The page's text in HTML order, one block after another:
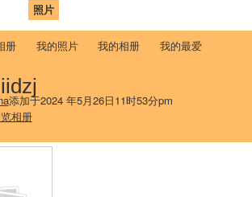
照片
册 我的照片 我的相册 我的最爱
添加于2024 年5月26日11时53分pm
相册